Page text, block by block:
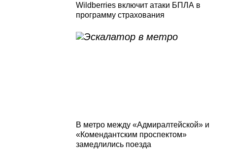
Wildberries включит атаки БПЛА в
программу страхования
В метро между «Адмиралтейской» и
«Комендантским проспектом»
замедлились поезда